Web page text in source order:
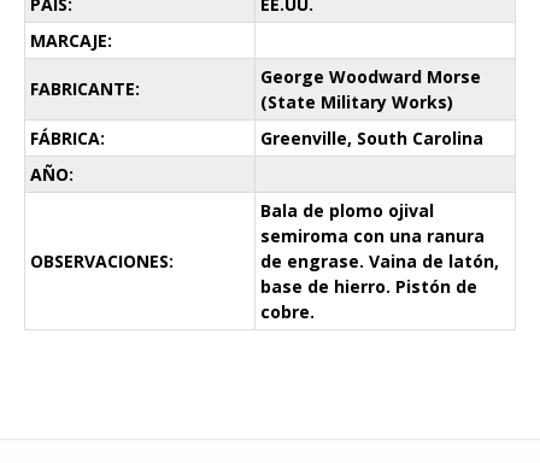
MARCAJE:
FABRICANTE:
George Woodward Morse
(State Military Works)
FÁBRICA:
Greenville, South Carolina
AÑO:
OBSERVACIONES:
Bala de plomo ojival
semiroma con una ranura
de engrase. Vaina de latón,
base de hierro. Pistón de
cobre.